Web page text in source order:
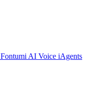
Fontumi AI Voice iAgents